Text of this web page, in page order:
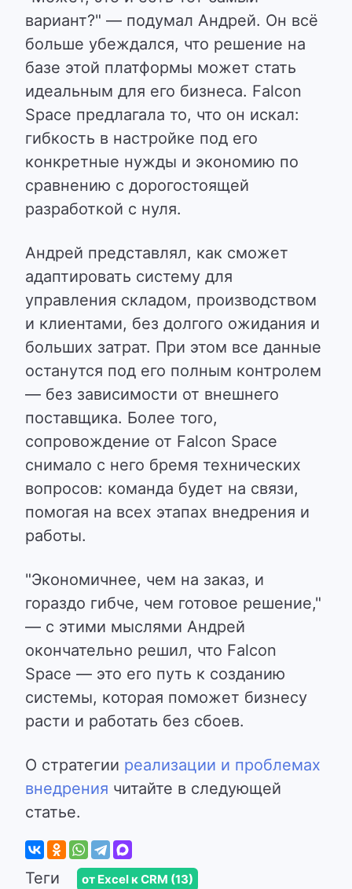
вариант?" — подумал Андрей. Он всё
больше убеждался, что решение на
базе этой платформы может стать
идеальным для его бизнеса. Falcon
Space предлагала то, что он искал:
гибкость в настройке под его
конкретные нужды и экономию по
сравнению с дорогостоящей
разработкой с нуля.
Андрей представлял, как сможет
адаптировать систему для
управления складом, производством
и клиентами, без долгого ожидания и
больших затрат. При этом все данные
останутся под его полным контролем
— без зависимости от внешнего
поставщика. Более того,
сопровождение от Falcon Space
снимало с него бремя технических
вопросов: команда будет на связи,
помогая на всех этапах внедрения и
работы.
"Экономичнее, чем на заказ, и
гораздо гибче, чем готовое решение,"
— с этими мыслями Андрей
окончательно решил, что Falcon
Space — это его путь к созданию
системы, которая поможет бизнесу
расти и работать без сбоев.
О стратегии реализации и проблемах
внедрения читайте в следующей
статье.
Теги от Excel к CRM (13)